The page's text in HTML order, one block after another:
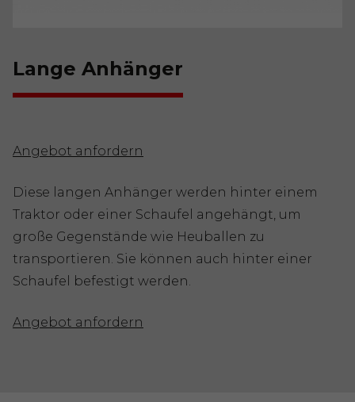
Lange Anhänger
Angebot anfordern
Diese langen Anhänger werden hinter einem
Traktor oder einer Schaufel angehängt, um
große Gegenstände wie Heuballen zu
transportieren. Sie können auch hinter einer
Schaufel befestigt werden.
Angebot anfordern